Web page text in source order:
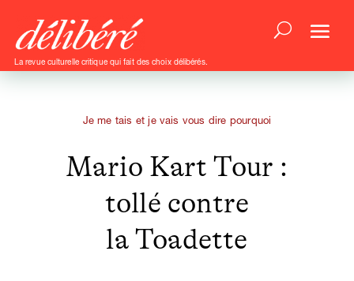
La revue culturelle critique qui fait des choix délibérés.
Je me tais et je vais vous dire pourquoi
Mario Kart Tour :
tollé contre
la Toadette